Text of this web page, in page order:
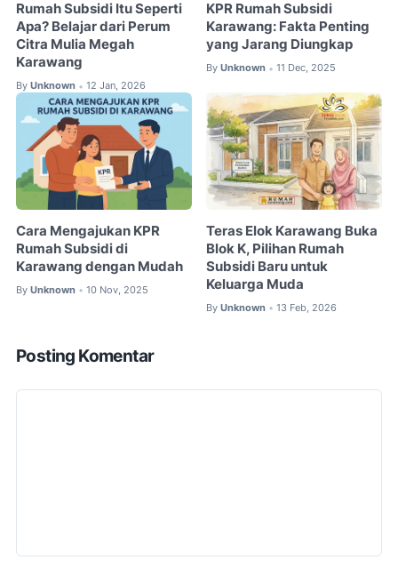
Rumah Subsidi Itu Seperti
Apa? Belajar dari Perum
Citra Mulia Megah
Karawang
By Unknown • 12 Jan, 2026
KPR Rumah Subsidi
Karawang: Fakta Penting
yang Jarang Diungkap
By Unknown • 11 Dec, 2025
Cara Mengajukan KPR
Rumah Subsidi di
Karawang dengan Mudah
By Unknown • 10 Nov, 2025
Teras Elok Karawang Buka
Blok K, Pilihan Rumah
Subsidi Baru untuk
Keluarga Muda
By Unknown • 13 Feb, 2026
Posting Komentar